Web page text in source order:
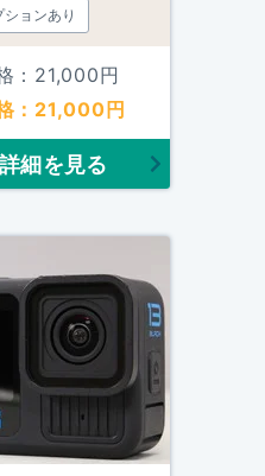
ョンあり
： 21,000円
： 21,000 円
細を見る